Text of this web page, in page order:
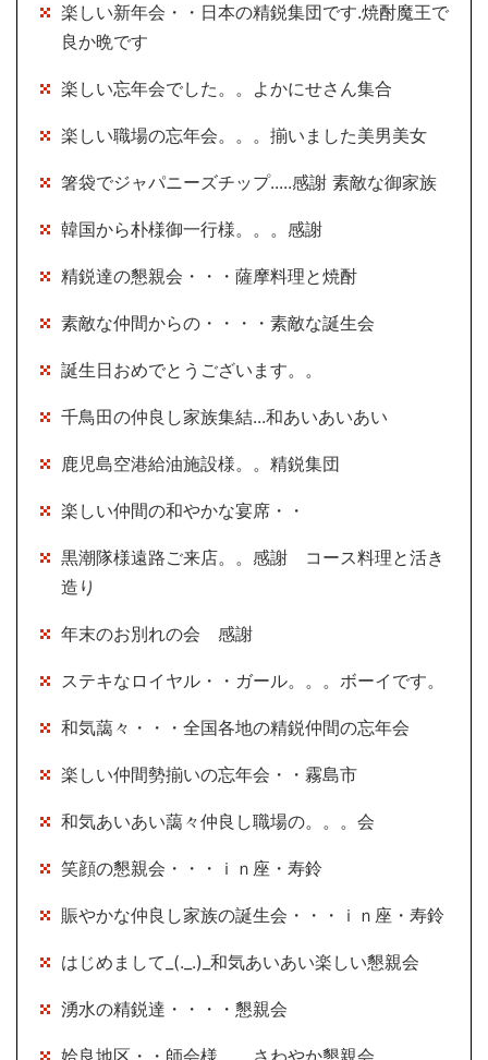
楽しい新年会・・日本の精鋭集団です.焼酎魔王で
良か晩です
楽しい忘年会でした。。よかにせさん集合
楽しい職場の忘年会。。。揃いました美男美女
箸袋でジャパニーズチップ.....感謝 素敵な御家族
韓国から朴様御一行様。。。感謝
精鋭達の懇親会・・・薩摩料理と焼酎
素敵な仲間からの・・・・素敵な誕生会
誕生日おめでとうございます。。
千鳥田の仲良し家族集結...和あいあいあい
鹿児島空港給油施設様。。精鋭集団
楽しい仲間の和やかな宴席・・
黒潮隊様遠路ご来店。。感謝 コース料理と活き
造り
年末のお別れの会 感謝
ステキなロイヤル・・ガール。。。ボーイです。
和気藹々・・・全国各地の精鋭仲間の忘年会
楽しい仲間勢揃いの忘年会・・霧島市
和気あいあい藹々仲良し職場の。。。会
笑顔の懇親会・・・ｉｎ座・寿鈴
賑やかな仲良し家族の誕生会・・・ｉｎ座・寿鈴
はじめまして_(._.)_和気あいあい楽しい懇親会
湧水の精鋭達・・・・懇親会
姶良地区・・師会様。。さわやか懇親会